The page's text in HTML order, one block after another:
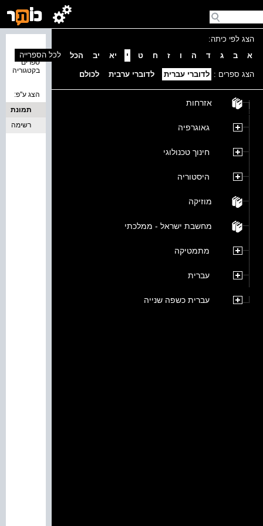
הצג לפי כיתה:
א
ב ג ד ה ו ז ח ט י יא יב הכל
הצג ספרים : לדוברי עברית לדוברי ערבית לכולם
אזרחות
גאוגרפיה
חינוך טכנולוגי
היסטוריה
מוזיקה
מחשבת ישראל - ממלכתי
מתמטיקה
עברית
עברית כשפה שנייה
ספרים
בקטגוריה
לכל הספרייה
הצג ע''פ:
תמונת
כריכה
רשימה